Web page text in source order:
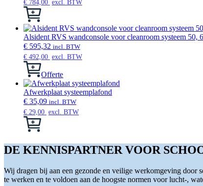
optie
gekozen
worden
op
de
productpagina
€ 784,00 excl. BTW
Dit
heeft
meerdere
variaties.
Deze
optie
kan
gekozen
worden
op
de
productpagina
Alsident RVS wandconsole voor cleanroom systeem 50,
€ 595,32 incl. BTW
€ 492,00 excl. BTW
Offerte
Afwerkplaat systeemplafond
€ 35,09 incl. BTW
€ 29,00 excl. BTW
Dit
meerdere
variaties.
optie
kan
DE KENNISPARTNER VOOR
Wij dragen bij aan een gezonde en veilige werkomgeving door
te werken en te voldoen aan de hoogste normen voor lucht-,